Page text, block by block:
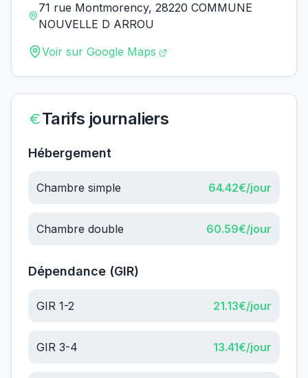
71 rue Montmorency, 28220 COMMUNE
NOUVELLE D ARROU
Voir sur Google Maps
Tarifs journaliers
Hébergement
Chambre simple 64.42€/jour
Chambre double 60.59€/jour
Dépendance (GIR)
GIR 1-2 21.13€/jour
GIR 3-4 13.41€/jour